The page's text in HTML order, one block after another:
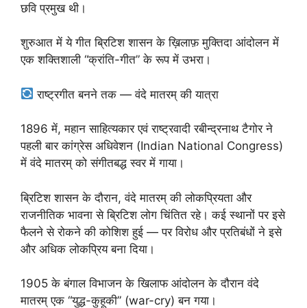
छवि प्रमुख थी।
शुरुआत में ये गीत ब्रिटिश शासन के ख़िलाफ़ मुक्तिदा आंदोलन में
एक शक्तिशाली “क्रांति-गीत” के रूप में उभरा।
राष्ट्रगीत बनने तक — वंदे मातरम् की यात्रा
1896 में, महान साहित्यकार एवं राष्ट्रवादी रबीन्द्रनाथ टैगोर ने
पहली बार कांग्रेस अधिवेशन (Indian National Congress)
में वंदे मातरम् को संगीतबद्ध स्वर में गाया।
ब्रिटिश शासन के दौरान, वंदे मातरम् की लोकप्रियता और
राजनीतिक भावना से ब्रिटिश लोग चिंतित रहे। कई स्थानों पर इसे
फैलने से रोकने की कोशिश हुई — पर विरोध और प्रतिबंधों ने इसे
और अधिक लोकप्रिय बना दिया।
1905 के बंगाल विभाजन के खिलाफ आंदोलन के दौरान वंदे
मातरम् एक “युद्ध-कुहूकी” (war-cry) बन गया।